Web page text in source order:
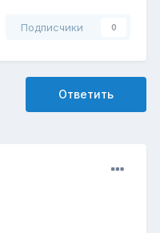
Подписчики 0
Ответить